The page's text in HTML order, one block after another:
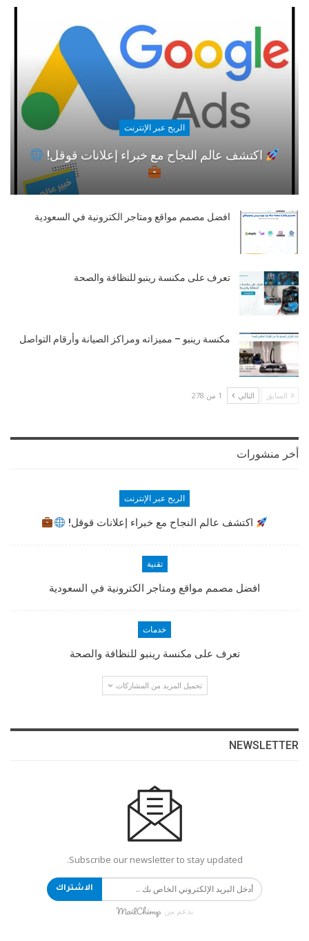
الربح عبر الإنترنت
اكتشف عالم النجاح مع خبراء إعلانات قوقل!
افضل مصمم مواقع ومتاجر الكترونية في السعودية
تعرف على مكنسة رينبو للنظافة والصحة
مكنسة رينبو – مميزاته ومراكز الصيانة وأرقام التواصل
السابق التالي 1 من 278
أخر منشورات
الربح عبر الإنترنت
اكتشف عالم النجاح مع خبراء إعلانات قوقل!
تقنية
افضل مصمم مواقع ومتاجر الكترونية في السعودية
خدمات
تعرف على مكنسة رينبو للنظافة والصحة
تحميل المزيد من المشاركات
NEWSLETTER
Subscribe our newsletter to stay updated.
الاشتراك
بدعم من